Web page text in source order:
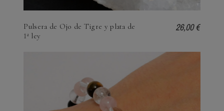
Pulsera de Ojo de Tigre y plata de
1ª ley
26,00 €